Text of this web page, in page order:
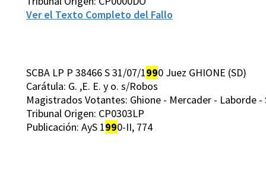
Ver el Texto Completo del Fallo
SCBA LP P 38466 S 31/07/1990 Juez GHIONE (SD)
Carátula: G. ,E. E. y o. s/Robos
Magistrados Votantes: Ghione - Mercader - Laborde
Tribunal Origen: CP0303LP
Publicación: AyS 1990-II, 774